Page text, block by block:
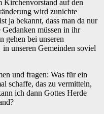
Kirchenvorstand auf den
wird zunichte
ja bekannt, dass man da nur
müssen in ihr
gehen bei unseren
unseren Gemeinden soviel
und fragen: Was für ein
schaffe, das zu vermitteln,
ich dann Gottes Herde